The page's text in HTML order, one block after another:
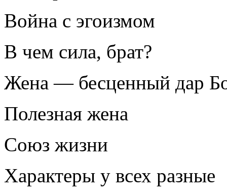
Война с эгоизмом
В чем сила, брат?
Жена — бесценный дар
Полезная жена
Союз жизни
Характеры у всех разные